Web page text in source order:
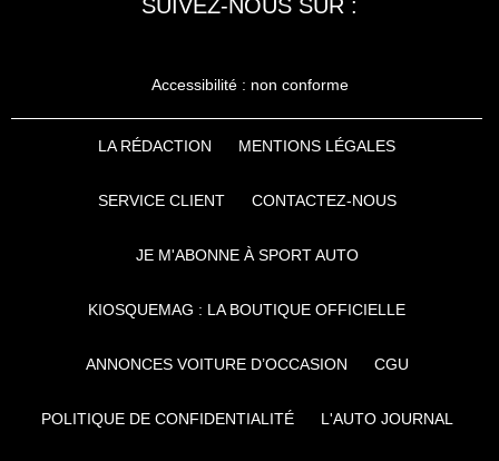
SUIVEZ-NOUS SUR :
Accessibilité : non conforme
LA RÉDACTION MENTIONS LÉGALES
SERVICE CLIENT CONTACTEZ-NOUS
JE M'ABONNE À SPORT AUTO
KIOSQUEMAG : LA BOUTIQUE OFFICIELLE
ANNONCES VOITURE D’OCCASION CGU
POLITIQUE DE CONFIDENTIALITÉ L'AUTO JOURNAL